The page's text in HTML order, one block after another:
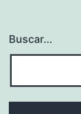
Buscar...